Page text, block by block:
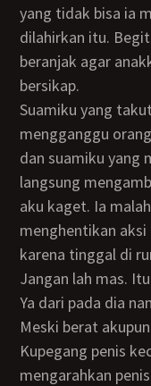
yang tidak bisa ia
dilahirkan itu.
beranjak agar
bersikap.
Suamiku yang takut suara tangis anakku
mengganggu
dan suamiku yang
langsung
aku kaget. Ia
menghentikan aksi
karena tinggal di
Jangan lah mas.
Ya dari pada dia
Meski berat akupun menuruti kata-kata suamiku.
Kupegang penis
mengarahkan